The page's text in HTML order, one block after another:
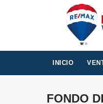
INICIO
FONDO